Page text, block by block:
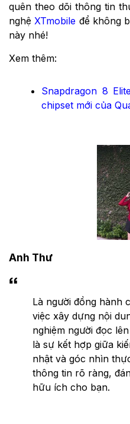
quên theo dõi thông tin
nghệ XTmobile để không
này nhé!
Xem thêm:
Snapdragon 8
chipset mới của
Anh Thư
Là người đồng hành
việc xây dựng nội
nghiệm người đọc
là sự kết hợp giữa
nhật và góc nhìn
thông tin rõ ràng,
hữu ích cho bạn.